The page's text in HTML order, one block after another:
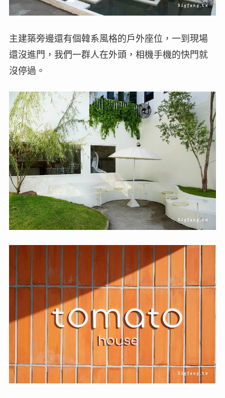
主建築旁邊還有個韓系風格的戶外座位，一到現場
還沒進門，我們一群人在外頭，相機手機的快門就
沒停過。